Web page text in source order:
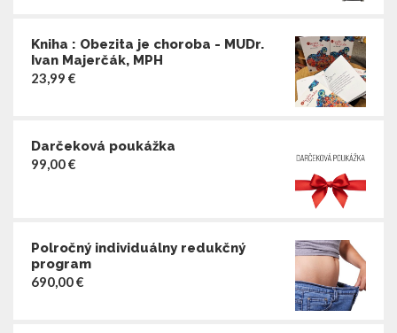
Kniha : Obezita je choroba - MUDr.
Ivan Majerčák, MPH
23,99 €
Darčeková poukážka
99,00€
Polročný individuálny redukčný
program
690,00€